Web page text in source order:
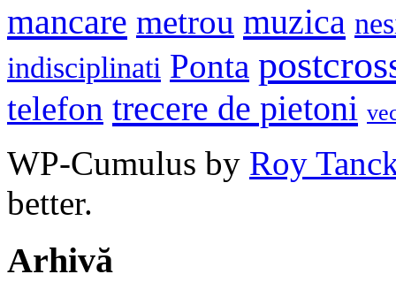
mancare metrou muzica
indisciplinati Ponta
telefon trecere de pietoni
WP-Cumulus by Roy
better.
Arhivă